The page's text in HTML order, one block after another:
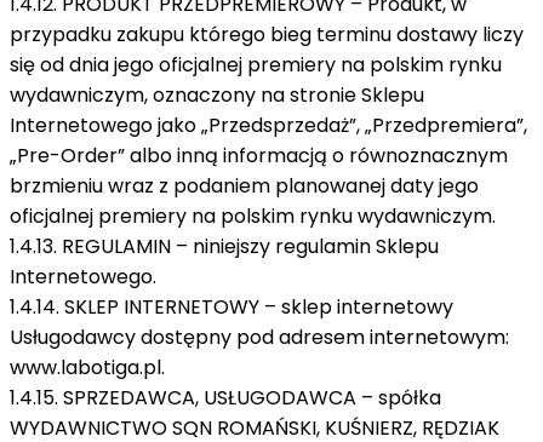
przypadku zakupu którego bieg terminu dostawy liczy
się od dnia jego oficjalnej premiery na polskim rynku
wydawniczym, oznaczony na stronie Sklepu
Internetowego jako „Przedsprzedaż”, „Przedpremiera”,
„Pre-Order” albo inną informacją o równoznacznym
brzmieniu wraz z podaniem planowanej daty jego
oficjalnej premiery na polskim rynku wydawniczym.
1.4.13. REGULAMIN – niniejszy regulamin Sklepu
Internetowego.
1.4.14. SKLEP INTERNETOWY – sklep internetowy
Usługodawcy dostępny pod adresem internetowym:
www.labotiga.pl.
1.4.15. SPRZEDAWCA, USŁUGODAWCA – spółka
WYDAWNICTWO SQN ROMAŃSKI, KUŚNIERZ, RĘDZIAK